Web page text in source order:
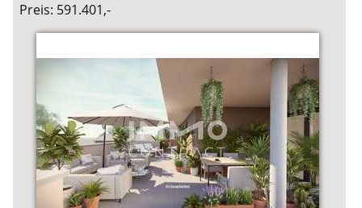
Preis: 591.401,-